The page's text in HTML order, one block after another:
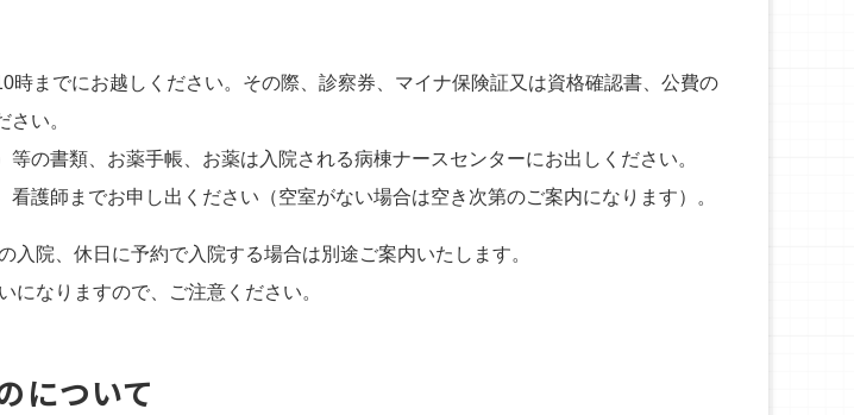
時までにお越しください。その際、診察券、マイナ保険証又は資格確認書、公費の
い。
等の書類、お薬手帳、お薬は入院される病棟ナースセンターにお出しください。
看護師までお申し出ください（空室がない場合は空き次第のご案内になります）。
入院、休日に予約で入院する場合は別途ご案内いたします。
になりますので、ご注意ください。
について